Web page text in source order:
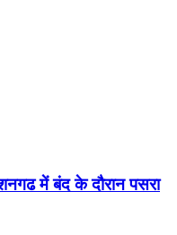
में बंद के दौरान पसरा